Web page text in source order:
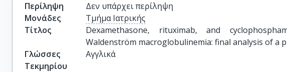
Περίληψη
Δεν υπάρχει περίληψη
Μονάδες
Τμήμα Ιατρικής
Τίτλος
Dexamethasone, rituximab, and
Waldenström macroglobulinemia: final analysis of a
Γλώσσες
Τεκμηρίου
Αγγλικά